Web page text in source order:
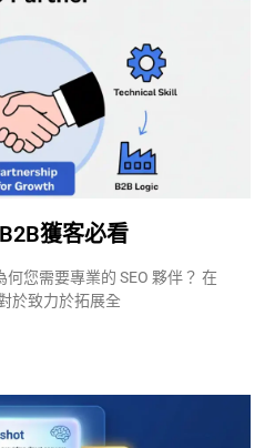
獲客必看
您需要專業的 SEO 夥伴？ 在
於致力於拓展全